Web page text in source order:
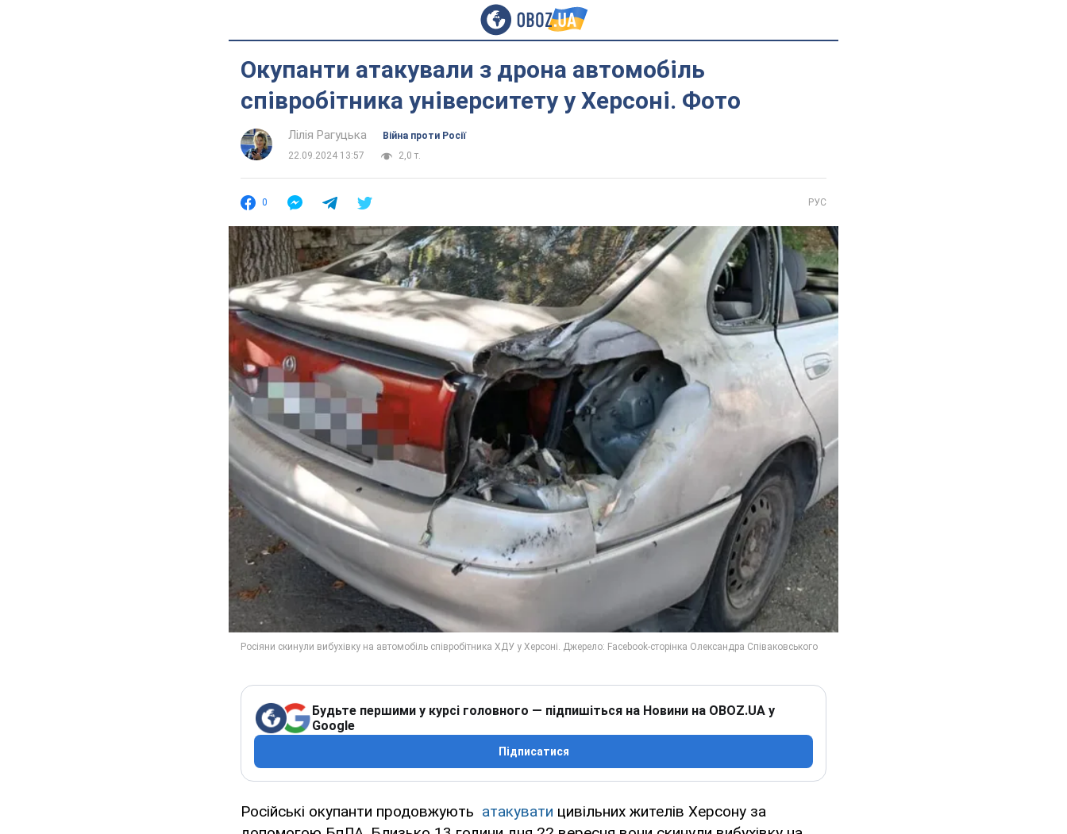
Окупанти атакували з дрона автомобіль
співробітника університету у Херсоні. Фото
Лілія Рагуцька
Війна проти Росії
22.09.2024 13:57
2,0 т.
0 РУС
Будьте першими у курсі головного — підпишіться на Новини на OBOZ.UA у
Google
Підписатися
Російські окупанти продовжують атакувати цивільних жителів Херсону за